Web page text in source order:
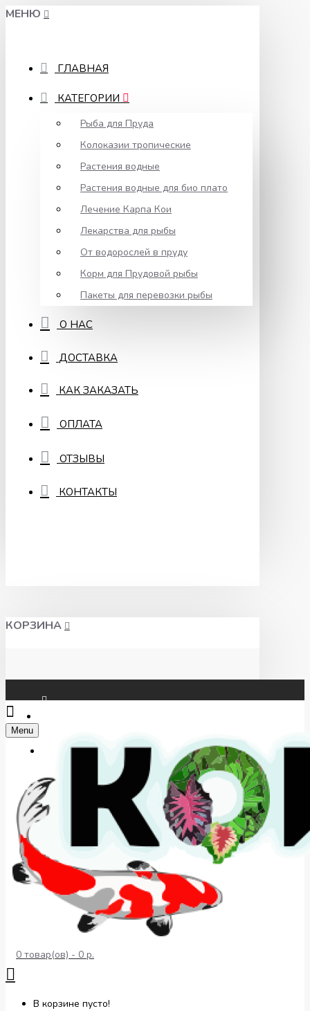
МЕНЮ
ГЛАВНАЯ
КАТЕГОРИИ
Рыба для Пруда
Колоказии тропические
Растения водные
Растения водные для био плато
Лечение Карпа Кои
Лекарства для рыбы
От водорослей в пруду
Корм для Прудовой рыбы
Пакеты для перевозки рыбы
О НАС
ДОСТАВКА
КАК ЗАКАЗАТЬ
ОПЛАТА
ОТЗЫВЫ
КОНТАКТЫ
КОРЗИНА
Telegram
+7(918) 625-00-46
Menu
0 товар(ов) - 0 р.
В корзине пусто!